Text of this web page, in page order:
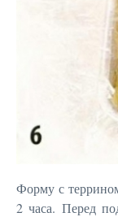
Форму с
2 часа. Перед